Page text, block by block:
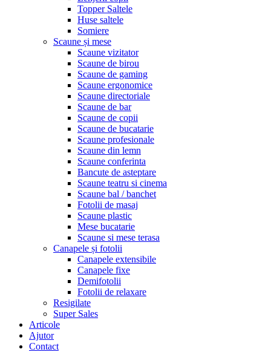
Topper Saltele
Huse saltele
Somiere
Scaune și mese
Scaune vizitator
Scaune de birou
Scaune de gaming
Scaune ergonomice
Scaune directoriale
Scaune de bar
Scaune de copii
Scaune de bucatarie
Scaune profesionale
Scaune din lemn
Scaune conferinta
Bancute de asteptare
Scaune teatru si cinema
Scaune bal / banchet
Fotolii de masaj
Scaune plastic
Mese bucatarie
Scaune si mese terasa
Canapele și fotolii
Canapele extensibile
Canapele fixe
Demifotolii
Fotolii de relaxare
Resigilate
Super Sales
Articole
Ajutor
Contact